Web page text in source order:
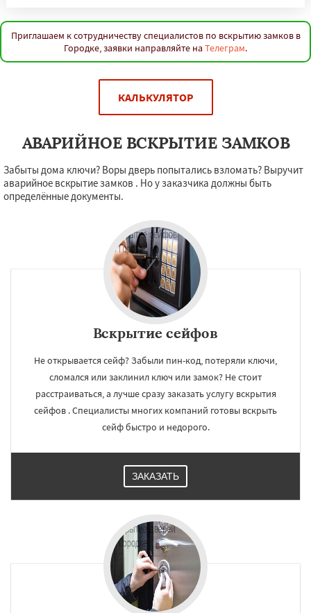
Приглашаем к сотрудничеству специалистов по вскрытию замков в
Городке, заявки направляйте на Телеграм.
КАЛЬКУЛЯТОР
АВАРИЙНОЕ ВСКРЫТИЕ ЗАМКОВ
Забыты дома ключи? Воры дверь попытались взломать? Выручит
аварийное вскрытие замков . Но у заказчика должны быть
определённые документы.
Вскрытие сейфов
Не открывается сейф? Забыли пин-код, потеряли ключи,
сломался или заклинил ключ или замок? Не стоит
расстраиваться, а лучше сразу заказать услугу вскрытия
сейфов . Специалисты многих компаний готовы вскрыть
сейф быстро и недорого.
ЗАКАЗАТЬ